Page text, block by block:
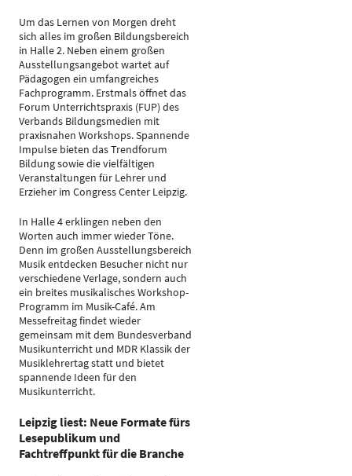
Um das Lernen von Morgen dreht
sich alles im großen Bildungsbereich
in Halle 2. Neben einem großen
Ausstellungsangebot wartet auf
Pädagogen ein umfangreiches
Fachprogramm. Erstmals öffnet das
Forum Unterrichtspraxis (FUP) des
Verbands Bildungsmedien mit
praxisnahen Workshops. Spannende
Impulse bieten das Trendforum
Bildung sowie die vielfältigen
Veranstaltungen für Lehrer und
Erzieher im Congress Center Leipzig.
In Halle 4 erklingen neben den
Worten auch immer wieder Töne.
Denn im großen Ausstellungsbereich
Musik entdecken Besucher nicht nur
verschiedene Verlage, sondern auch
ein breites musikalisches Workshop-
Programm im Musik-Café. Am
Messefreitag findet wieder
gemeinsam mit dem Bundesverband
Musikunterricht und MDR Klassik der
Musiklehrertag statt und bietet
spannende Ideen für den
Musikunterricht.
Leipzig liest: Neue Formate fürs
Lesepublikum und
Fachtreffpunkt für die Branche